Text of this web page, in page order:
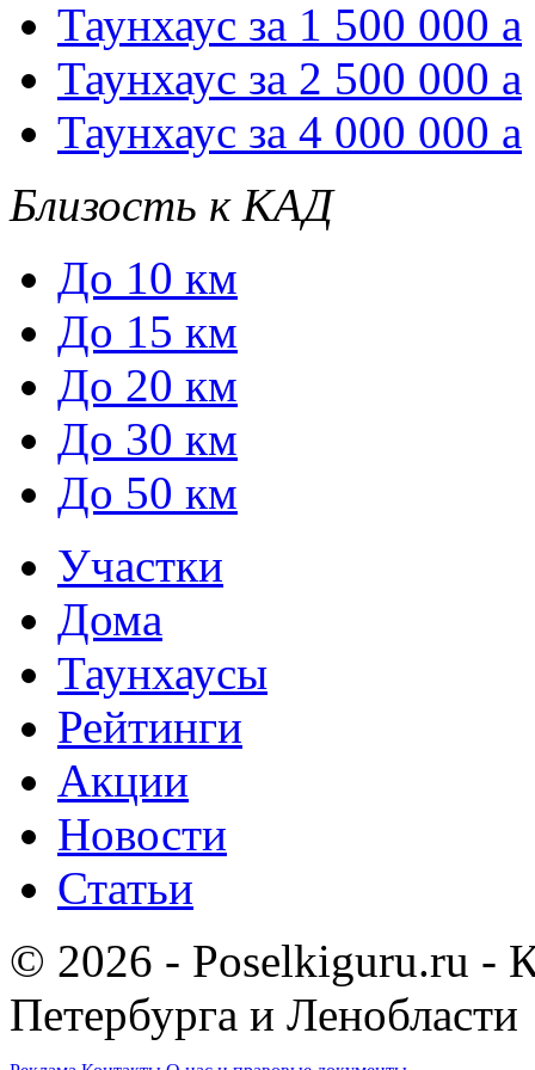
Таунхаус за 1 500 000 a
Таунхаус за 2 500 000 a
Таунхаус за 4 000 000 a
Близость к КАД
До 10 км
До 15 км
До 20 км
До 30 км
До 50 км
Участки
Дома
Таунхаусы
Рейтинги
Акции
Новости
Статьи
© 2026 - Poselkiguru.ru -
Петербурга и Ленобласти